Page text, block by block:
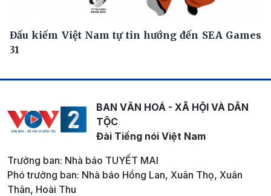
Đấu kiếm Việt Nam tự tin hướng đến SEA Games
31
BAN VĂN HOÁ - XÃ HỘI VÀ DÂN
TỘC
Đài Tiếng nói Việt Nam
Trưởng ban: Nhà báo TUYẾT MAI
Phó trưởng ban: Nhà báo Hồng Lan, Xuân Thọ, Xuân
Thân, Hoài Thu